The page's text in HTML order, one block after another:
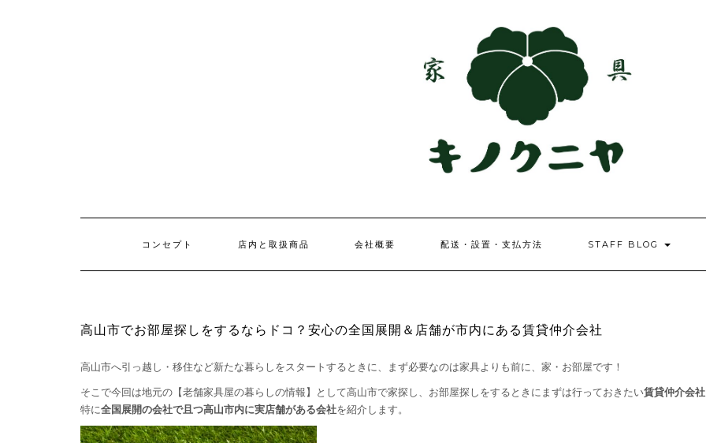
コンセプト 店内と取扱商品 会社概要 配送・設置・支払方法 STAFF BLOG
高山市でお部屋探しをするならドコ？安心の全国展開＆店舗が市内にある賃貸仲介会社
高山市へ引っ越し・移住など新たな暮らしをスタートするときに、まず必要なのは家具よりも前に、家・お部屋です！
そこで今回は地元の【老舗家具屋の暮らしの情報】として高山市で家探し、お部屋探しをするときにまずは行っておきたい賃貸仲介会社
特に全国展開の会社で且つ高山市内に実店舗がある会社を紹介します。